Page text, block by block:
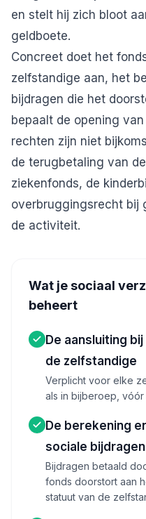
en stelt hij zich bloot
geldboete.
Concreet doet het
zelfstandige aan, het
bijdragen die het
bepaalt de opening
rechten zijn niet
de terugbetaling van
ziekenfonds, de
overbruggingsrecht bij
de activiteit.
Wat je sociaal
beheert
De aansluiting
de zelfstandige
Verplicht voor elke
als in bijberoep,
De berekening
sociale bijdragen
Bijdragen betaald
fonds doorstort aan
statuut van de